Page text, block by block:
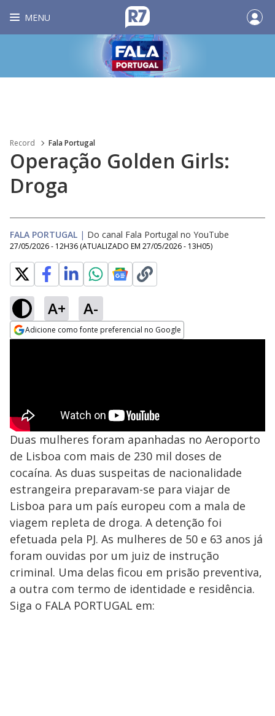
MENU
Record Fala Portugal
Operação Golden Girls:
Droga
FALA PORTUGAL | Do canal Fala Portugal no YouTube
27/05/2026 - 12H36 (ATUALIZADO EM 27/05/2026 - 13H05)
A+ A-
Adicione como fonte preferencial no Google
Duas mulheres foram apanhadas no Aeroporto
de Lisboa com mais de 230 mil doses de
cocaína. As duas suspeitas de nacionalidade
estrangeira preparavam-se para viajar de
Lisboa para um país europeu com a mala de
viagem repleta de droga. A detenção foi
efetuada pela PJ. As mulheres de 50 e 63 anos já
foram ouvidas por um juiz de instrução
criminal. Uma delas ficou em prisão preventiva,
a outra com termo de identidade e residência.
Siga o FALA PORTUGAL em: